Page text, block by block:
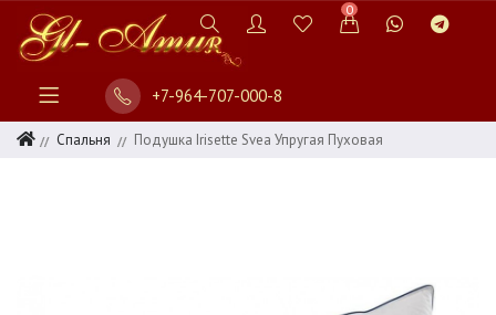
0
+7-964-707-000-8
Спальня Подушка Irisette Svea Упругая Пуховая